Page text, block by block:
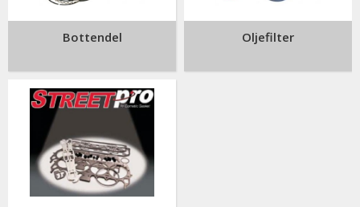
Bottendel Oljefilter